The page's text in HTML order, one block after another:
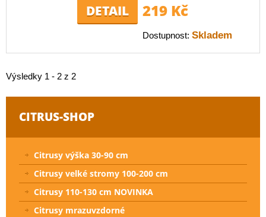
DETAIL 219 Kč
Dostupnost: Skladem
Výsledky 1 - 2 z 2
CITRUS-SHOP
Citrusy výška 30-90 cm
Citrusy velké stromy 100-200 cm
Citrusy 110-130 cm NOVINKA
Citrusy mrazuvzdorné